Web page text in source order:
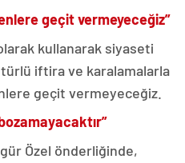
geçit vermeyeceğiz”
kullanarak siyaseti
iftira ve karalamalarla
geçit vermeyeceğiz.
Özel önderliğinde,